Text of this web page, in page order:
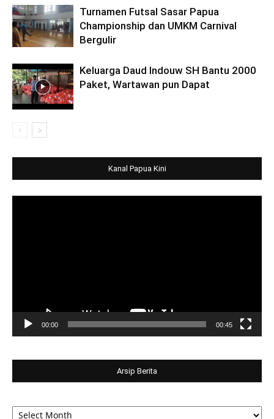
Turnamen Futsal Sasar Papua
Championship dan UMKM Carnival
Bergulir
Keluarga Daud Indouw SH Bantu 2000
Paket, Wartawan pun Dapat
Kanal Papua Kini
00:00 00:45
Arsip Berita
Arsip
Berita